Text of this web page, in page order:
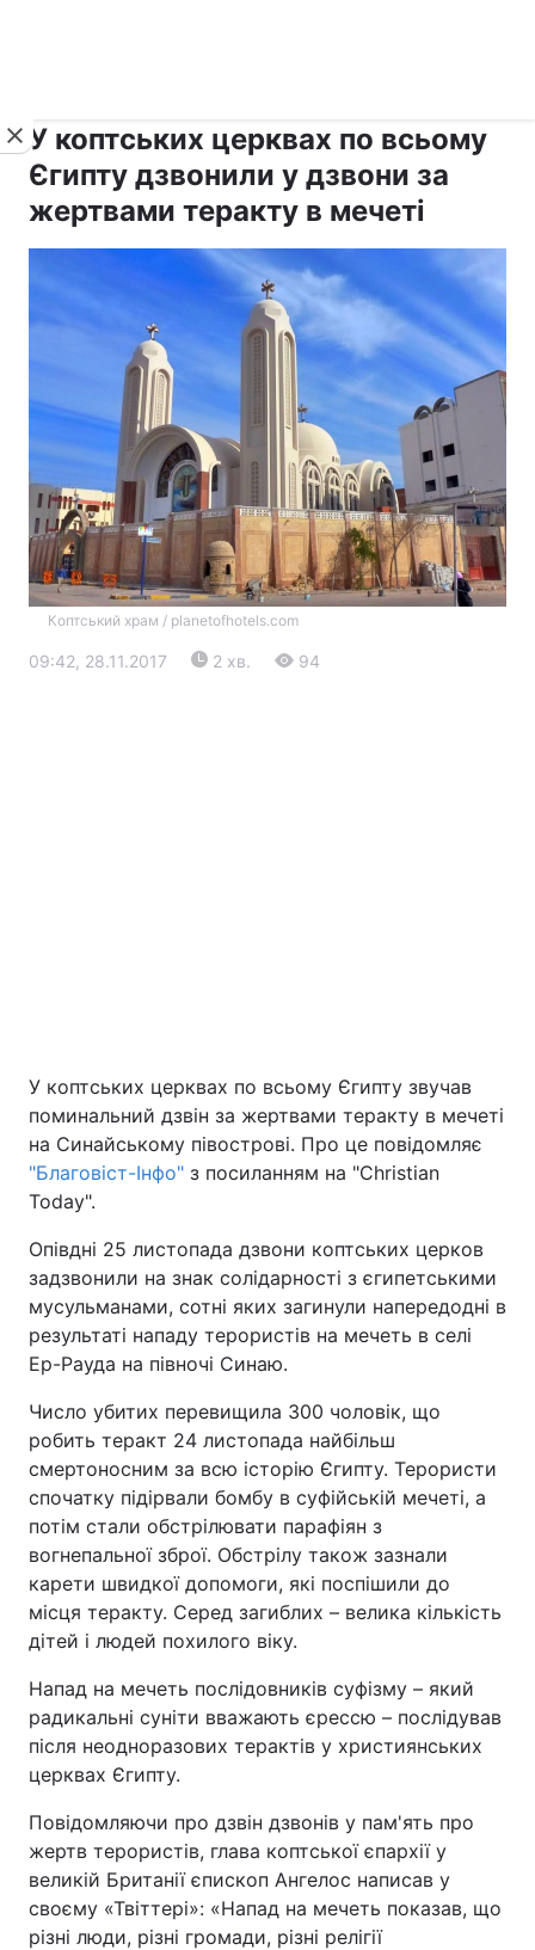
Київ Львів
Дніпро Харків
Спорт Наука
Зброя Інциденти
Здоров'я Туризм
Цікавинки Погода
Відео з Youtube Статті
Інтерв'ю Думки
Архів Вакансії
Контакти
ПОСЛУГИ
У коптських церквах по всьому
Єгипту дзвонили у дзвони за
жертвами теракту в мечеті
Коптський храм / planetofhotels.com
09:42, 28.11.2017 2 хв. 94
У коптських церквах по всьому Єгипту звучав
поминальний дзвін за жертвами теракту в мечеті
на Синайському півострові. Про це повідомляє
"Благовіст-Інфо" з посиланням на "Christian
Today".
Опівдні 25 листопада дзвони коптських церков
задзвонили на знак солідарності з єгипетськими
мусульманами, сотні яких загинули напередодні в
результаті нападу терористів на мечеть в селі
Ер-Рауда на півночі Синаю.
Число убитих перевищила 300 чоловік, що
робить теракт 24 листопада найбільш
смертоносним за всю історію Єгипту. Терористи
спочатку підірвали бомбу в суфійській мечеті, а
потім стали обстрілювати парафіян з
вогнепальної зброї. Обстрілу також зазнали
карети швидкої допомоги, які поспішили до
місця теракту. Серед загиблих – велика кількість
дітей і людей похилого віку.
Напад на мечеть послідовників суфізму – який
радикальні суніти вважають єрессю – послідував
після неодноразових терактів у християнських
церквах Єгипту.
Повідомляючи про дзвін дзвонів у пам'ять про
жертв терористів, глава коптської єпархії у
великій Британії єпископ Ангелос написав у
своєму «Твіттері»: «Напад на мечеть показав, що
різні люди, різні громади, різні релігії